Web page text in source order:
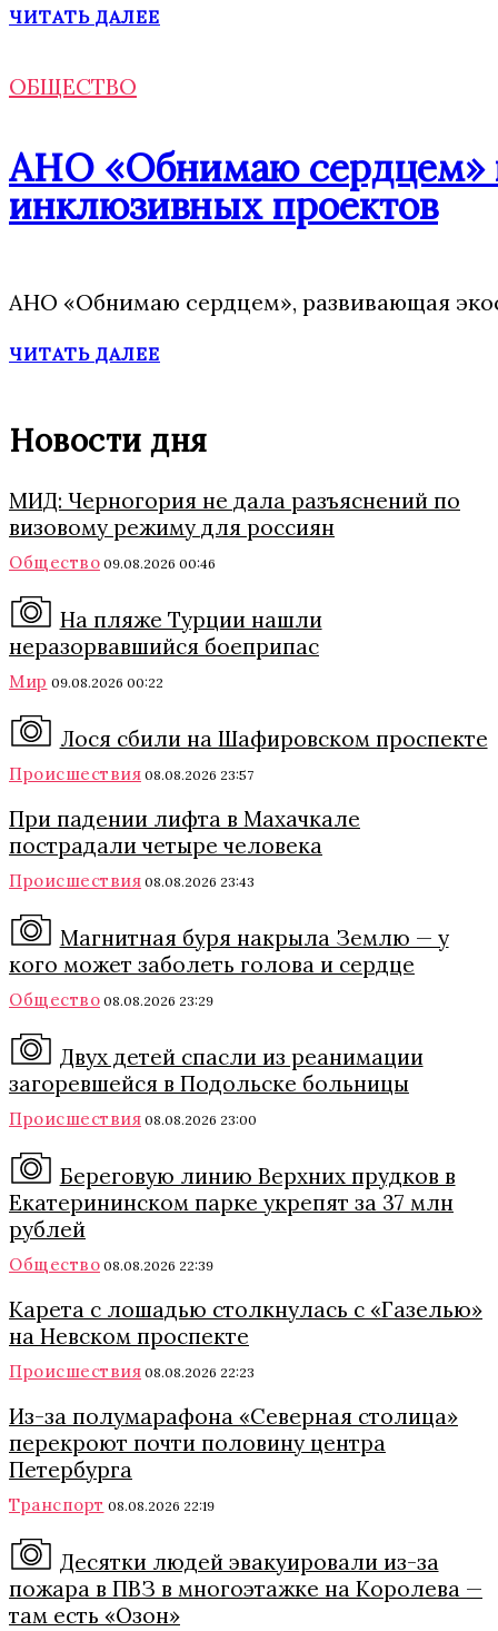
ЧИТАТЬ ДАЛЕЕ
ОБЩЕСТВО
АНО «Обнимаю сердцем»
инклюзивных проектов
АНО «Обнимаю сердцем», развивающая
ЧИТАТЬ ДАЛЕЕ
Новости дня
МИД: Черногория не дала разъяснений по
визовому режиму для россиян
Общество 09.08.2026 00:46
На пляже Турции нашли
неразорвавшийся боеприпас
Мир 09.08.2026 00:22
Лося сбили на Шафировском проспекте
Происшествия 08.08.2026 23:57
При падении лифта в Махачкале
пострадали четыре человека
Происшествия 08.08.2026 23:43
Магнитная буря накрыла Землю — у
кого может заболеть голова и сердце
Общество 08.08.2026 23:29
Двух детей спасли из реанимации
загоревшейся в Подольске больницы
Происшествия 08.08.2026 23:00
Береговую линию Верхних прудков в
Екатерининском парке укрепят за 37 млн
рублей
Общество 08.08.2026 22:39
Карета с лошадью столкнулась с «Газелью»
на Невском проспекте
Происшествия 08.08.2026 22:23
Из-за полумарафона «Северная столица»
перекроют почти половину центра
Петербурга
Транспорт 08.08.2026 22:19
Десятки людей эвакуировали из-за
пожара в ПВЗ в многоэтажке на Королева —
там есть «Озон»